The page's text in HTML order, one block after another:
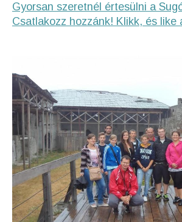
Gyorsan szeretnél értesülni a
Csatlakozz hozzánk! Klikk, és like